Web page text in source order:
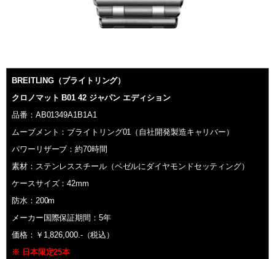
BREITLING（ブライトリング）
クロノマット B01 42 ジャパン エディション
品番：AB01349A1B1A1
ムーブメント：ブライトリング01（自社開発製造キャリバー）
パワーリザーブ：約70時間
素材：ステンレススチール（ベゼルにダイヤモンドセッティング）
ケースサイズ：42mm
防水：200m
メーカー国際保証期間：5年
価格：￥1,826,000.-（税込）
※ 日本限定25本